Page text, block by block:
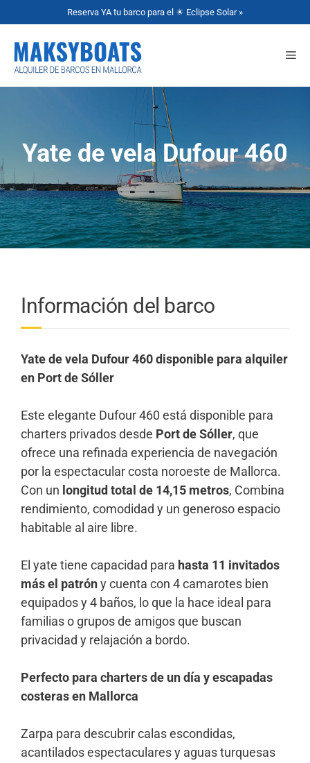
Reserva YA tu barco para el ☀ Eclipse Solar »
Yate de vela Dufour 460
Información del barco
Yate de vela Dufour 460 disponible para alquiler
en Port de Sóller
Este elegante Dufour 460 está disponible para
charters privados desde Port de Sóller, que
ofrece una refinada experiencia de navegación
por la espectacular costa noroeste de Mallorca.
Con un longitud total de 14,15 metros, Combina
rendimiento, comodidad y un generoso espacio
habitable al aire libre.
El yate tiene capacidad para hasta 11 invitados
más el patróny cuenta con 4 camarotes bien
equipados y 4 baños, lo que la hace ideal para
familias o grupos de amigos que buscan
privacidad y relajación a bordo.
Perfecto para charters de un día y escapadas
costeras en Mallorca
Zarpa para descubrir calas escondidas,
acantilados espectaculares y aguas turquesas